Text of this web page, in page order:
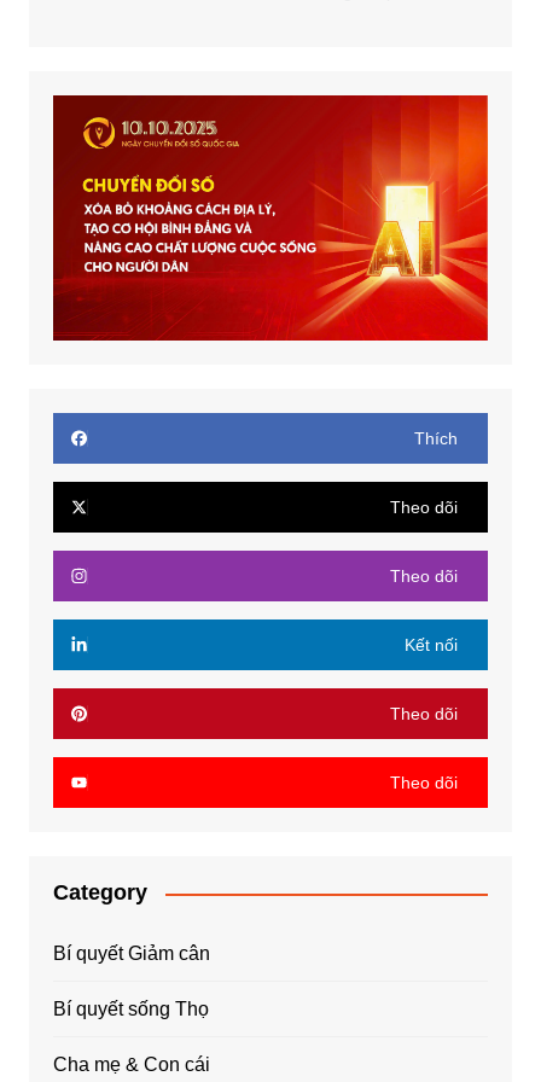
Thích
Theo dõi
Theo dõi
Kết nối
Theo dõi
Theo dõi
Category
Bí quyết Giảm cân
Bí quyết sống Thọ
Cha mẹ & Con cái